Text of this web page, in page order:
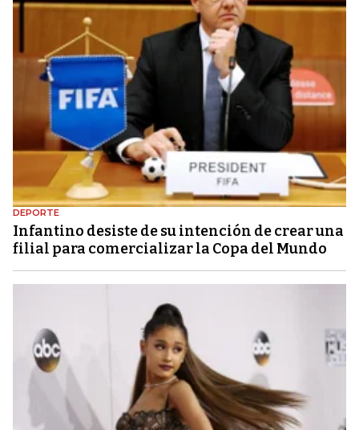
DEPORTE
Infantino desiste de su intención de crear una
filial para comercializar la Copa del Mundo